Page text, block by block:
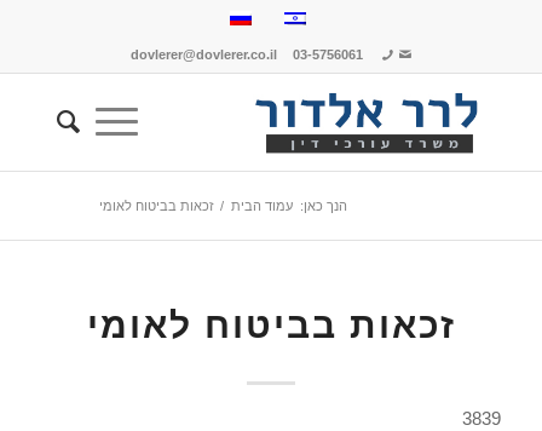
dovlerer@dovlerer.co.il 03-5756061
הנך כאן: עמוד הבית / זכאות בביטוח לאומי
זכאות בביטוח לאומי
3839